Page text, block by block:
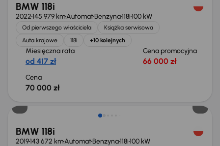
BMW 118i
2022145 979 kmAutomatBenzyna118i100 kW
Od pierwszego właściciela
Książka serwisowa
Auta krajowe
118i +10 kolejnych
Miesięczna rata
od 417 zł
Cena promocyjna
66 000 zł
Cena
70 000 zł
BMW 118i
2019143 672 kmAutomatBenzyna118i100 kW